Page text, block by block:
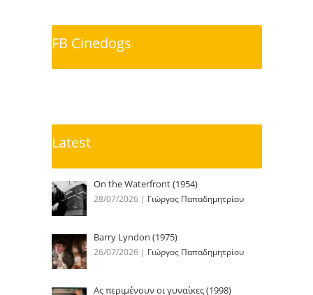
FB Cinedogs
Latest
On the Waterfront (1954)
28/07/2026 | Γιώργος Παπαδημητρίου
Barry Lyndon (1975)
26/07/2026 | Γιώργος Παπαδημητρίου
Ας περιμένουν οι γυναίκες (1998)